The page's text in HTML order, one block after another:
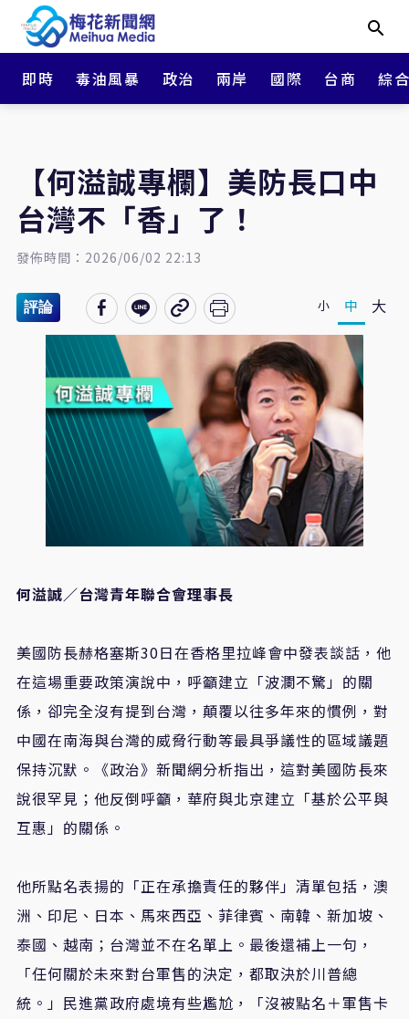
即時 毒油風暴 政治 兩岸 國際 台商 綜
【何溢誠專欄】美防長口中
台灣不「香」了！
發佈時間：2026/06/02 22:13
評論 小 中 大
何溢誠／台灣青年聯合會理事長
美國防長赫格塞斯30日在香格里拉峰會中發表談話，他
在這場重要政策演說中，呼籲建立「波瀾不驚」的關
係，卻完全沒有提到台灣，顛覆以往多年來的慣例，對
中國在南海與台灣的威脅行動等最具爭議性的區域議題
保持沉默。《政治》新聞網分析指出，這對美國防長來
說很罕見；他反倒呼籲，華府與北京建立「基於公平與
互惠」的關係。
他所點名表揚的「正在承擔責任的夥伴」清單包括，澳
洲、印尼、日本、馬來西亞、菲律賓、南韓、新加坡、
泰國、越南；台灣並不在名單上。最後還補上一句，
「任何關於未來對台軍售的決定，都取決於川普總
統。」民進黨政府處境有些尷尬，「沒被點名＋軍售卡